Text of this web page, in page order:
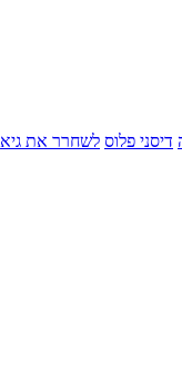
דיסני פלוס לשחרר את גיא